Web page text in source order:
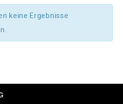
keine Ergebnisse